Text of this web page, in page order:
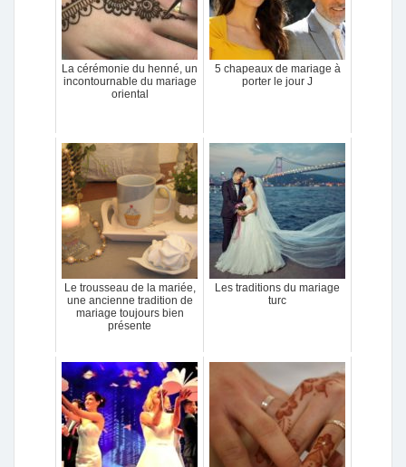
La cérémonie du henné, un
incontournable du mariage
oriental
5 chapeaux de mariage à
porter le jour J
Le trousseau de la mariée,
une ancienne tradition de
mariage toujours bien
présente
Les traditions du mariage
turc